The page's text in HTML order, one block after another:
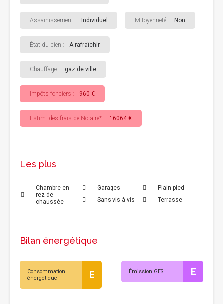
Assainissement : Individuel Mitoyenneté : Non
État du bien : A rafraîchir
Chauffage : gaz de ville
Impôts fonciers : 960 €
Estim. des frais de Notaire* : 16064 €
Les plus
Chambre en
rez-de-
chaussée
Garages
Plain pied
Sans vis-à-vis
Terrasse
Bilan énergétique
Consommation
énergétique
E Émission GES E